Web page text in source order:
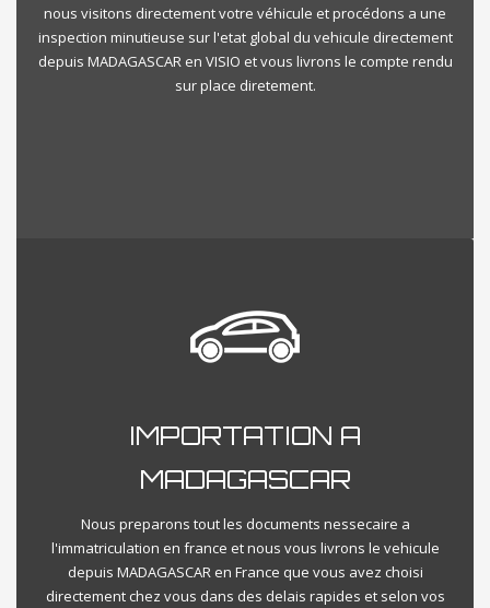
nous visitons directement votre véhicule et procédons a une
inspection minutieuse sur l'etat global du vehicule directement
depuis MADAGASCAR en VISIO et vous livrons le compte rendu
sur place diretement.
IMPORTATION A
MADAGASCAR
Nous preparons tout les documents nessecaire a
l'immatriculation en france et nous vous livrons le vehicule
depuis MADAGASCAR en France que vous avez choisi
directement chez vous dans des delais rapides et selon vos